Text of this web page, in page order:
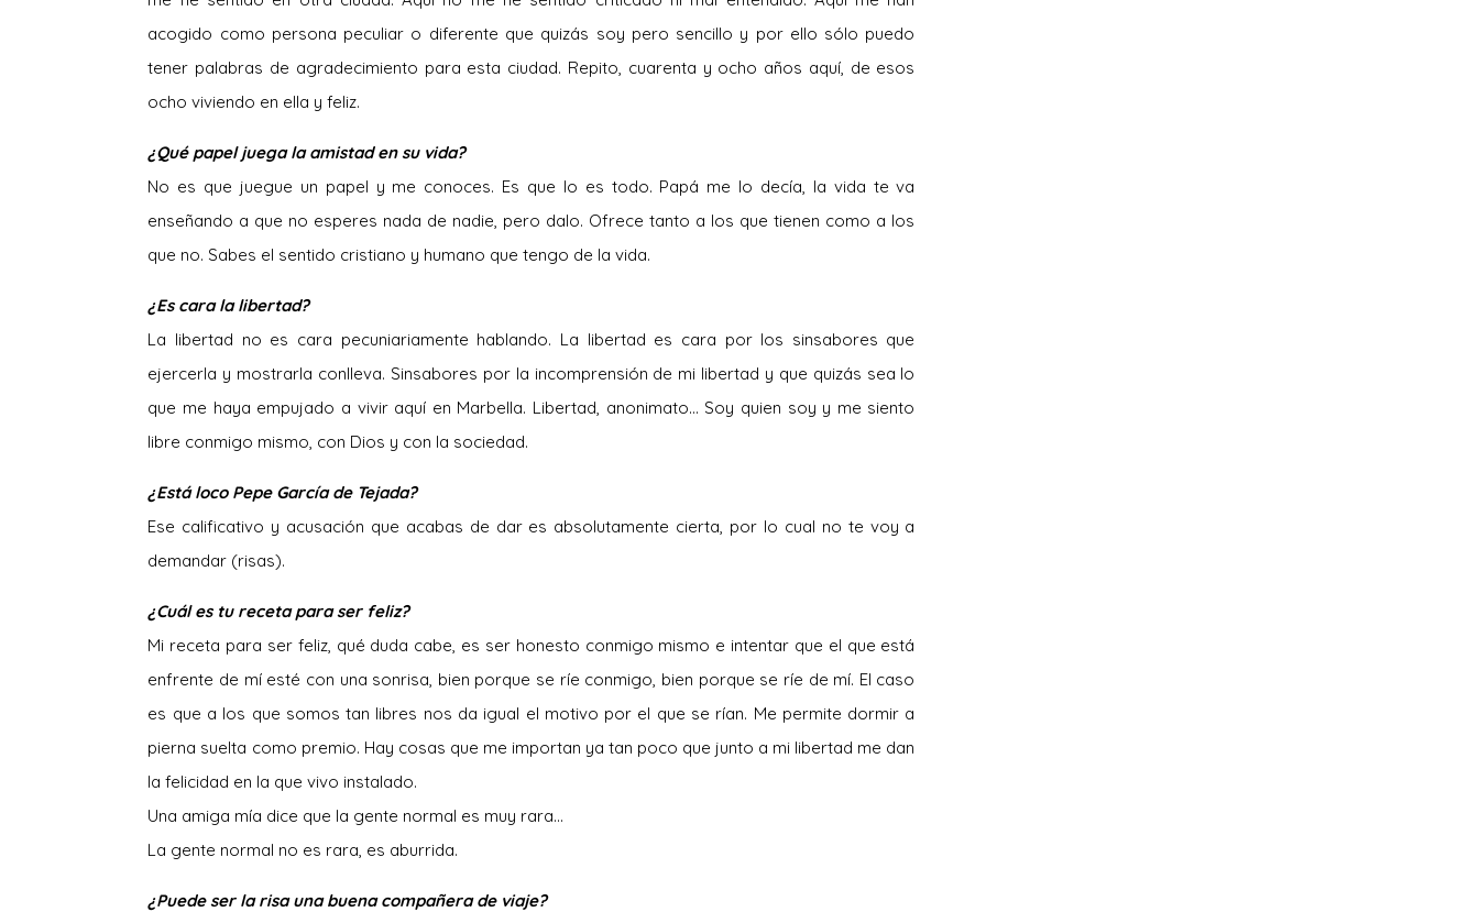
acogido como persona peculiar o diferente que quizás soy pero sencillo y por ello sólo puedo
tener palabras de agradecimiento para esta ciudad. Repito, cuarenta y ocho años aquí, de esos
ocho viviendo en ella y feliz.
¿Qué papel juega la amistad en su vida?
No es que juegue un papel y me conoces. Es que lo es todo. Papá me lo decía, la vida te va
enseñando a que no esperes nada de nadie, pero dalo. Ofrece tanto a los que tienen como a los
que no. Sabes el sentido cristiano y humano que tengo de la vida.
¿Es cara la libertad?
La libertad no es cara pecuniariamente hablando. La libertad es cara por los sinsabores que
ejercerla y mostrarla conlleva. Sinsabores por la incomprensión de mi libertad y que quizás sea lo
que me haya empujado a vivir aquí en Marbella. Libertad, anonimato… Soy quien soy y me siento
libre conmigo mismo, con Dios y con la sociedad.
¿Está loco Pepe García de Tejada?
Ese calificativo y acusación que acabas de dar es absolutamente cierta, por lo cual no te voy a
demandar (risas).
¿Cuál es tu receta para ser feliz?
Mi receta para ser feliz, qué duda cabe, es ser honesto conmigo mismo e intentar que el que está
enfrente de mí esté con una sonrisa, bien porque se ríe conmigo, bien porque se ríe de mí. El caso
es que a los que somos tan libres nos da igual el motivo por el que se rían. Me permite dormir a
pierna suelta como premio. Hay cosas que me importan ya tan poco que junto a mi libertad me dan
la felicidad en la que vivo instalado.
Una amiga mía dice que la gente normal es muy rara…
La gente normal no es rara, es aburrida.
¿Puede ser la risa una buena compañera de viaje?